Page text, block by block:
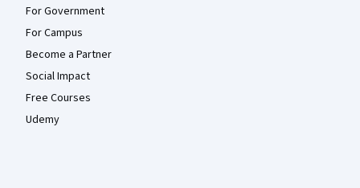
For Government
For Campus
Become a Partner
Social Impact
Free Courses
Udemy